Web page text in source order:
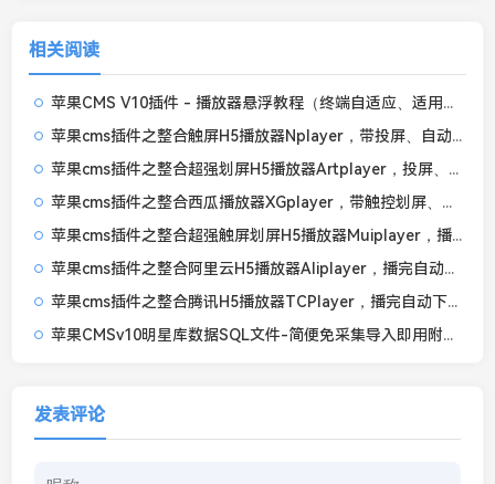
相关阅读
苹果CMS V10插件 - 播放器悬浮教程（终端自适应、适用任何播放器和模板）
苹果cms插件之整合触屏H5播放器Nplayer，带投屏、自动下一集、记忆播放、弹幕等功能
苹果cms插件之整合超强划屏H5播放器Artplayer，投屏、自动下一集、记忆播放、弹幕、画中画
苹果cms插件之整合西瓜播放器XGplayer，带触控划屏、自动下一集、记忆播放、倍速、画中画等功能
苹果cms插件之整合超强触屏划屏H5播放器Muiplayer，播完自动下一集带记忆播放功能
苹果cms插件之整合阿里云H5播放器Aliplayer，播完自动下一集带记忆播放功能
苹果cms插件之整合腾讯H5播放器TCPlayer，播完自动下一集带记忆播放和倍速播放功能
苹果CMSv10明星库数据SQL文件-简便免采集导入即用附教程
发表评论